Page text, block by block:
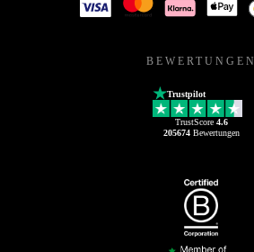
BEWERTUNGEN
Trustpilot
TrustScore 4.6
205674Bewertungen